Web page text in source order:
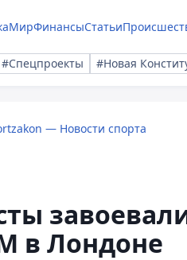
МирФинансыСтатьи
#Спецпроекты #Новая
— Новости спорта
в Лондоне